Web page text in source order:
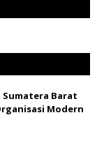
Sumatera Barat
Modern